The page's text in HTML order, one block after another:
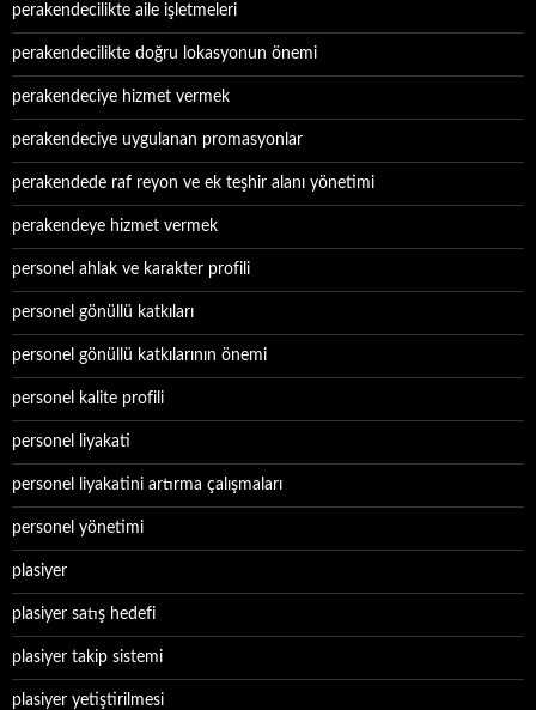
perakendecilikte aile işletmeleri
perakendecilikte doğru lokasyonun önemi
perakendeciye hizmet vermek
perakendeciye uygulanan promasyonlar
perakendede raf reyon ve ek teşhir alanı yönetimi
perakendeye hizmet vermek
personel ahlak ve karakter profili
personel gönüllü katkıları
personel gönüllü katkılarının önemi
personel kalite profili
personel liyakati
personel liyakatini artırma çalışmaları
personel yönetimi
plasiyer
plasiyer satış hedefi
plasiyer takip sistemi
plasiyer yetiştirilmesi